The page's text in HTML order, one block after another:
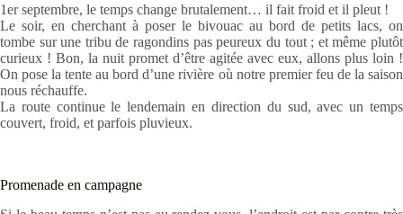
1er septembre, le temps change brutalement… il fait froid et il pleut !
Le soir, en cherchant à poser le bivouac au bord de petits lacs, on
tombe sur une tribu de ragondins pas peureux du tout ; et même plutôt
curieux ! Bon, la nuit promet d’être agitée avec eux, allons plus loin !
On pose la tente au bord d’une rivière où notre premier feu de la saison
nous réchauffe.
La route continue le lendemain en direction du sud, avec un temps
couvert, froid, et parfois pluvieux.
Promenade en campagne